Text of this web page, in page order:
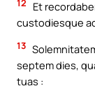
12
Et
custodiesque
13
septem dies,
tuas :